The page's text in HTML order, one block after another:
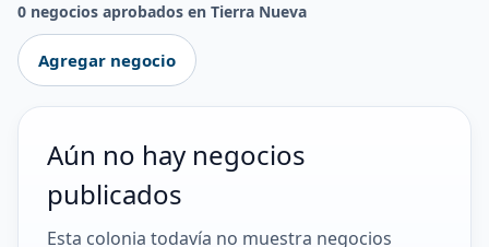
0 negocios aprobados en Tierra Nueva
Agregar negocio
Aún no hay negocios
publicados
Esta colonia todavía no muestra negocios